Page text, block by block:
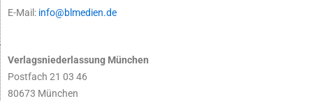
E-Mail: info@blmedien.de
Verlagsniederlassung München
Postfach 21 03 46
80673 München